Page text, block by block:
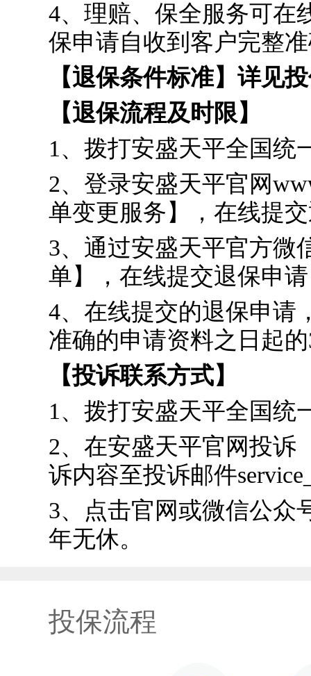
4、理赔、保全服务可在
保申请自收到客户完整
【退保条件标准】详见
【退保流程及时限】
1、拨打安盛天平全国统
2、登录安盛天平官网
单变更服务】，在线提
3、通过安盛天平官方微
单】，在线提交退保申
4、在线提交的退保申请
准确的申请资料之日起
【投诉联系方式】
1、拨打安盛天平全国统
2、在安盛天平官网投诉
诉内容至投诉邮件
3、点击官网或微信公众
年无休。
投保流程